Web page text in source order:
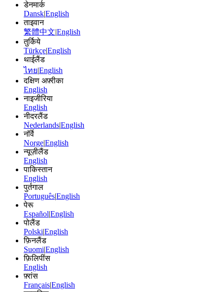
डेनमार्क
DanskEnglish
ताइवान
繁體中文 English
तुर्किये
TürkçeEnglish
थाईलैंड
ไทย English
दक्षिण अफ़्रीका
English
नाइजीरिया
English
नीदरलैंड
NederlandsEnglish
नॉर्वे
NorgeEnglish
न्यूज़ीलैंड
English
पाकिस्तान
English
पुर्तगाल
PortuguêsEnglish
पेरू
EspañolEnglish
पोलैंड
PolskiEnglish
फ़िनलैंड
SuomiEnglish
फ़िलिपींस
English
फ़्रांस
FrançaisEnglish